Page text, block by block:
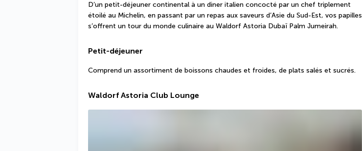
D’un petit-déjeuner continental à un diner italien concocté par un chef triplement
étoilé au Michelin, en passant par un repas aux saveurs d’Asie du Sud-Est, vos papilles
s’offrent un tour du monde culinaire au Waldorf Astoria Dubaï Palm Jumeirah.
Petit-déjeuner
Comprend un assortiment de boissons chaudes et froides, de plats salés et sucrés.
Waldorf Astoria Club Lounge